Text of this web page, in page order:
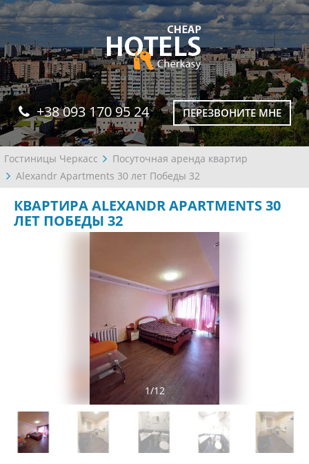
+38 093 170 95 24 ПЕРЕЗВОНИТЕ МНЕ
Гостиницы Черкасс
Посуточная аренда квартир
Alexandr Apartments 30 лет Победы 32
КВАРТИРА ALEXANDR APARTMENTS 30
ЛЕТ ПОБЕДЫ 32
1/12